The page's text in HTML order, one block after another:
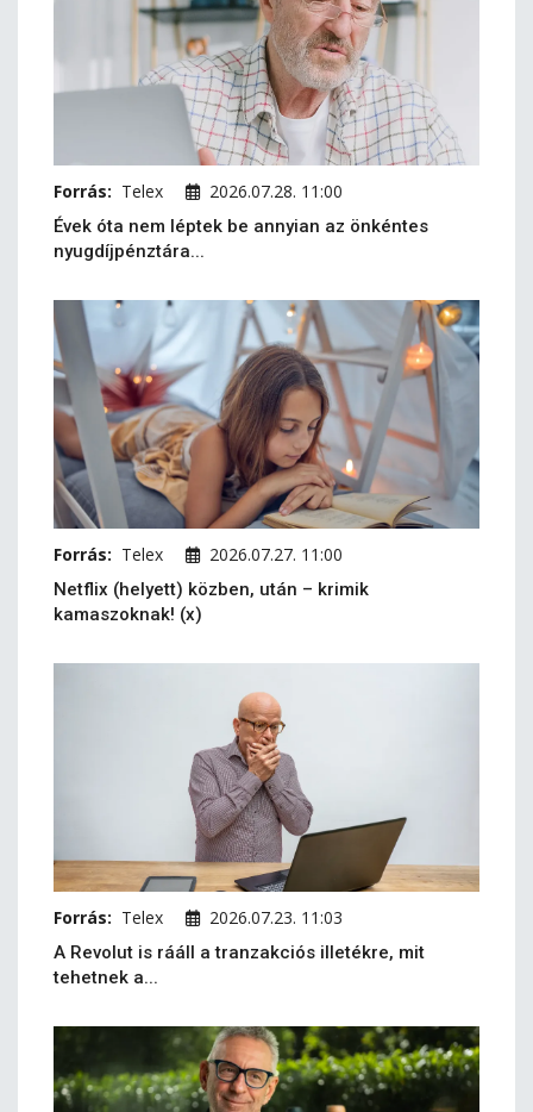
Forrás: Telex 2026.07.28. 11:00
Évek óta nem léptek be annyian az önkéntes
nyugdíjpénztára...
Forrás: Telex 2026.07.27. 11:00
Netflix (helyett) közben, után – krimik
kamaszoknak! (x)
Forrás: Telex 2026.07.23. 11:03
A Revolut is rááll a tranzakciós illetékre, mit
tehetnek a...